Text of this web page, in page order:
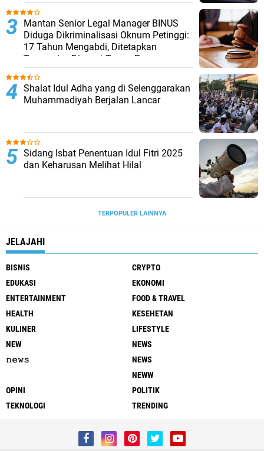
Mantan Senior Legal Manager BINUS
Diduga Dikriminalisasi Oknum Petinggi:
17 Tahun Mengabdi, Ditetapkan
Tersangka, Dipecat Tanpa Pesangon
Shalat Idul Adha yang di Selenggarakan
Muhammadiyah Berjalan Lancar
Sidang Isbat Penentuan Idul Fitri 2025
dan Keharusan Melihat Hilal
TERPOPULER LAINNYA
JELAJAHI
BISNIS
CRYPTO
EDUKASI
EKONOMI
ENTERTAINMENT
FOOD & TRAVEL
HEALTH
KESEHETAN
KULINER
LIFESTYLE
NEW
NEWS
𝚗𝚎𝚠𝚜
NEWS
NEWW
OPINI
POLITIK
TEKNOLOGI
TRENDING